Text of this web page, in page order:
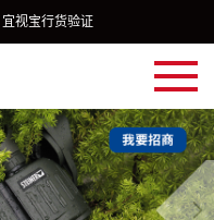
宜视宝行货验证